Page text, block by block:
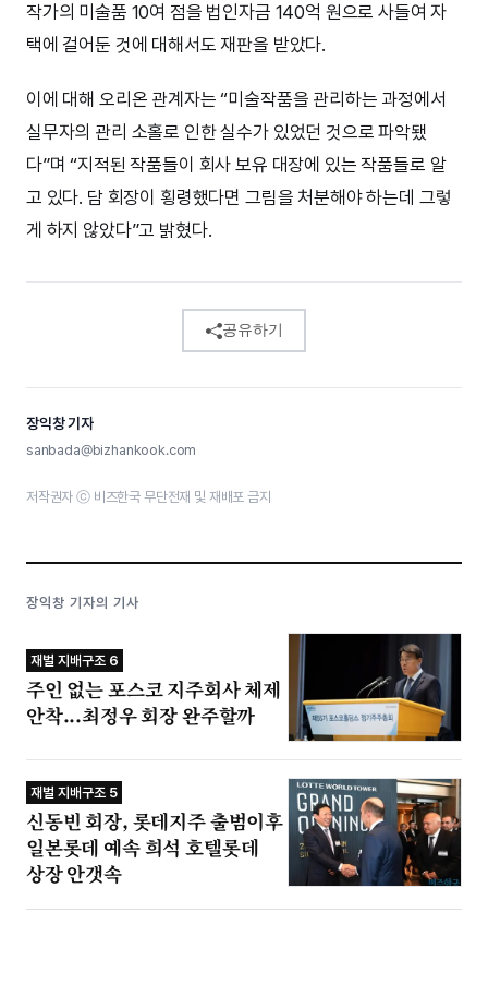
작가의 미술품 10여 점을 법인자금 140억 원으로 사들여 자
택에 걸어둔 것에 대해서도 재판을 받았다.
이에 대해 오리온 관계자는 “미술작품을 관리하는 과정에서
실무자의 관리 소홀로 인한 실수가 있었던 것으로 파악됐
다”며 “지적된 작품들이 회사 보유 대장에 있는 작품들로 알
고 있다. 담 회장이 횡령했다면 그림을 처분해야 하는데 그렇
게 하지 않았다”고 밝혔다.
공유하기
장익창 기자
sanbada@bizhankook.com
저작권자 ⓒ 비즈한국 무단전재 및 재배포 금지
장익창 기자의 기사
재벌 지배구조 6
주인 없는 포스코 지주회사 체제
안착...최정우 회장 완주할까
재벌 지배구조 5
신동빈 회장, 롯데지주 출범이후
일본롯데 예속 희석 호텔롯데
상장 안갯속